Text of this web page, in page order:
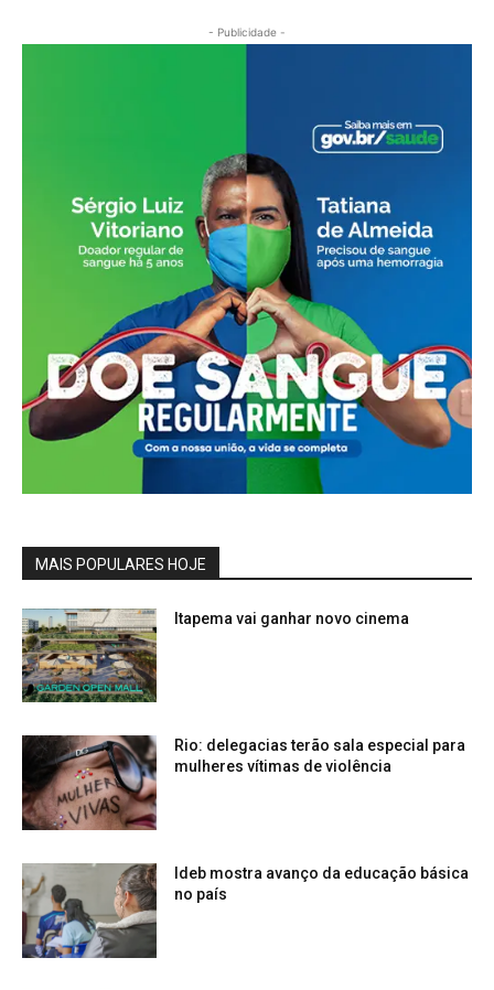
- Publicidade -
MAIS POPULARES HOJE
Itapema vai ganhar novo cinema
Rio: delegacias terão sala especial para
mulheres vítimas de violência
Ideb mostra avanço da educação básica
no país